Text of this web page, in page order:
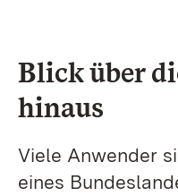
Blick über
hinaus
Viele Anwender
eines